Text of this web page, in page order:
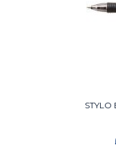
STYLO